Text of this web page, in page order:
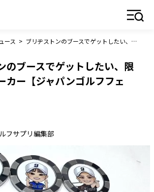
ース > ブリヂストンのブースでゲットしたい、限定似顔絵マーカー【ジャパンゴルフフェア】
のブースでゲットしたい、限
カー【ジャパンゴルフフェ
フサプリ編集部